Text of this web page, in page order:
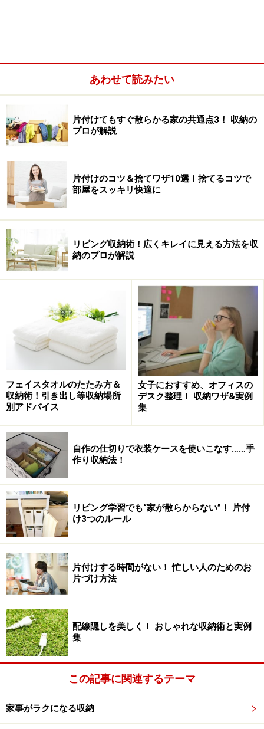
ストッカー。中身が透けて見える、レトルト食品や乾物
など縦長サイズのものでもスッポリ入る深さがある、持
■収納グッズ2：金属製コの字ラック
また、食器を積み重ねすぎないようにしたいときに使
う、メタル製コの字ラック。シンプルな形で安定感があ
るので、重さにも耐えてくれます。
ニトリにはほかにもいろいろなラックが。キッチンでは
シンク下ラック、フライパンラック、レンジ上ラックな
ど「ココにこれがあったらイイナ」という機能的な商品
が揃っており、家庭で普通に使われている様子を目にす
100均の収納グッズ：プラカゴやレタートレ
イを使った収納アイデア
小さな収納用品を探しに行くなら、まずは、ダイソー、
キャンドゥ、セリアといった100均へ、という人が多い
のではないでしょうか。
■収納グッズ3：プラスチックのカゴ（とくに奥行25cm
のもの）
白いプラカゴが人気。新生活と年末シーズンには売り切れる
ことも
戸棚の中をもっと使いやすくしたいというときに、すぐ
に役立ってくれるのがプラカゴです。入れ替わりの激し
い100均グッズの中でも、定番化されているアイテムが
多く、サイズもいろいろあります。戸棚の中にピタリと
入ってくれるプラカゴが見つかると、片付けモチベーシ
ョンが上がる！という人がたくさんいます。
そんな100均グッズのなかでも、最も利用率が高いの
ては食品、密閉容器、食器、調理グッズ、ハンドタオ
ル、衛生用品、スキンケア用品、工具、裁縫用品など多
あわせて読みたい
片付けてもすぐ散らかる家の共通点3！ 収納の
プロが解説
片付けのコツ＆捨てワザ10選！捨てるコツで
部屋をスッキリ快適に
リビング収納術！広くキレイに見える方法を収
納のプロが解説
フェイスタオルのたたみ方＆
収納術！引き出し等収納場所
別アドバイス
女子におすすめ、オフィスの
デスク整理！ 収納ワザ&実例
集
自作の仕切りで衣装ケースを使いこなす……手
作り収納法！
リビング学習でも“家が散らからない”！ 片付
け3つのルール
片付けする時間がない！ 忙しい人のためのお
片づけ方法
配線隠しを美しく！ おしゃれな収納術と実例
集
この記事に関連するテーマ
家事がラクになる収納